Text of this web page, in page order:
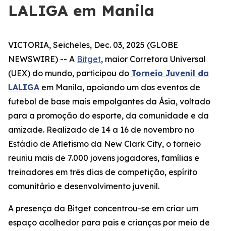
LALIGA em Manila
VICTORIA, Seicheles, Dec. 03, 2025 (GLOBE
NEWSWIRE) -- A Bitget, maior Corretora Universal
(UEX) do mundo, participou do Torneio Juvenil da
LALIGA em Manila, apoiando um dos eventos de
futebol de base mais empolgantes da Ásia, voltado
para a promoção do esporte, da comunidade e da
amizade. Realizado de 14 a 16 de novembro no
Estádio de Atletismo da New Clark City, o torneio
reuniu mais de 7.000 jovens jogadores, famílias e
treinadores em três dias de competição, espírito
comunitário e desenvolvimento juvenil.
A presença da Bitget concentrou-se em criar um
espaço acolhedor para pais e crianças por meio de